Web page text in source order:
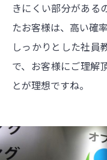
きにくい部分がある
たお客様は、高い確
しっかりとした社員
で、お客様にご理解
とが理想ですね。